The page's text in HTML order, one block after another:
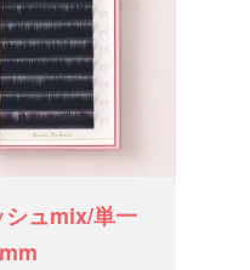
ュmix/単一